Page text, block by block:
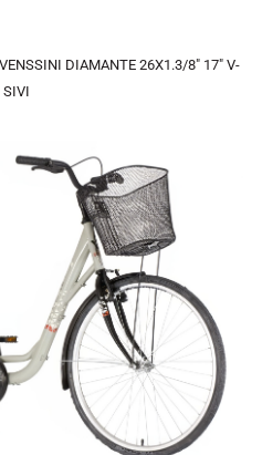
DIAMANTE 26X1.3/8" 17" V-
SIVI